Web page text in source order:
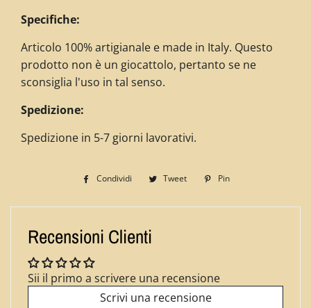
Specifiche:
Articolo 100% artigianale e made in Italy. Questo
prodotto non è un giocattolo, pertanto se ne
sconsiglia l'uso in tal senso.
Spedizione:
Spedizione in 5-7 giorni lavorativi.
Condividi
Condividi
Facebook
Tweet
Twitta
Twitter
Pin
Pinterest
Recensioni Clienti
Sii il primo a scrivere una recensione
Scrivi una recensione